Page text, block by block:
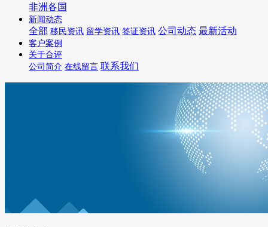
非洲各国
新闻动态
全部 移民资讯 留学资讯 签证资讯 公司动态 最新活动
客户案例
关于合评
公司简介 在线留言 联系我们